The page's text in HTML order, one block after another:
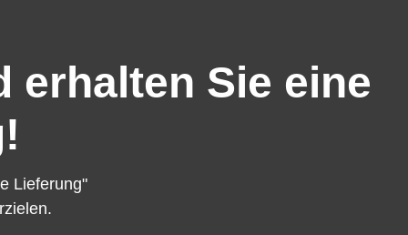
erhalten Sie eine
Lieferung"